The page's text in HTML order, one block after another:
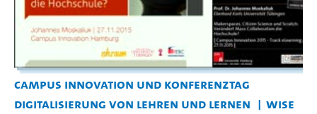
Campus Innovation und Konferenztag
Digitalisierung von Lehren und Lernen
WiSe